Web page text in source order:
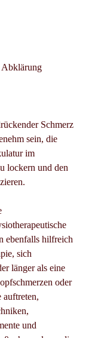
Schmerz
sein, die
im
lockern und den
ebenfalls hilfreich
sich
länger als eine
oder
auftreten,
und